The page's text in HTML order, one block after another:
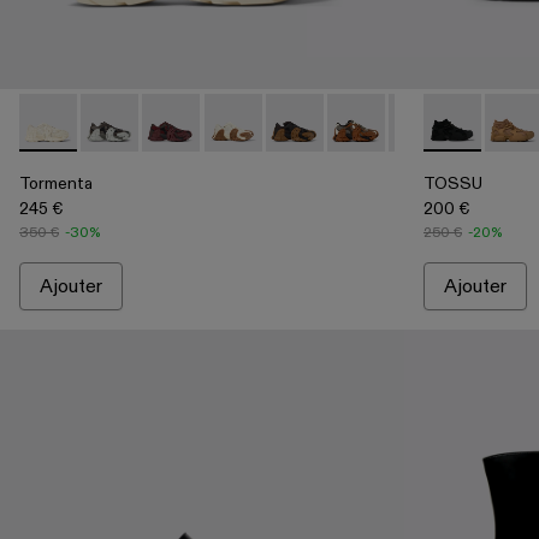
Tormenta - A500013-008 - Baskets en textile blanc
Tormenta - A500013-028
Tormenta - A500013-027
Tormenta - A500013-026
Tormenta - A500013-025
Tormenta - A500013-021
Tormenta -Tormenta
Tormenta
245 €
350 € -30%
Ajouter
TOSSU -
TOSSU
200 €
250 € -20%
Ajouter